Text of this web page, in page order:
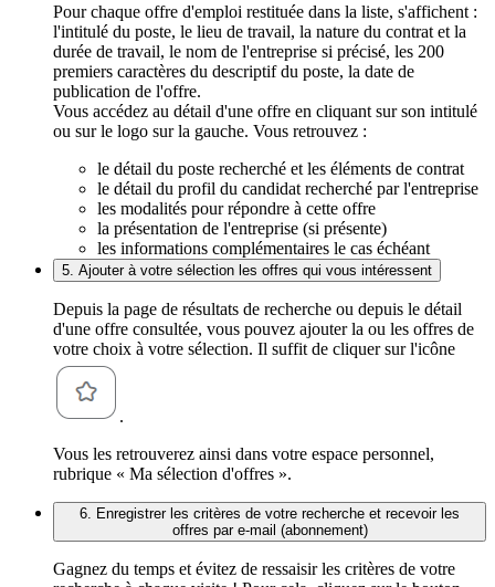
Pour chaque offre d'emploi restituée dans la liste, s'affichent :
l'intitulé du poste, le lieu de travail, la nature du contrat et la
durée de travail, le nom de l'entreprise si précisé, les 200
premiers caractères du descriptif du poste, la date de
publication de l'offre.
Vous accédez au détail d'une offre en cliquant sur son intitulé
ou sur le logo sur la gauche. Vous retrouvez :
le détail du poste recherché et les éléments de contrat
le détail du profil du candidat recherché par l'entreprise
les modalités pour répondre à cette offre
la présentation de l'entreprise (si présente)
les informations complémentaires le cas échéant
5. Ajouter à votre sélection les offres qui vous intéressent
Depuis la page de résultats de recherche ou depuis le détail
d'une offre consultée, vous pouvez ajouter la ou les offres de
votre choix à votre sélection. Il suffit de cliquer sur l'icône
.
Vous les retrouverez ainsi dans votre espace personnel,
rubrique « Ma sélection d'offres ».
6. Enregistrer les critères de votre recherche et recevoir les
offres par e-mail (abonnement)
Gagnez du temps et évitez de ressaisir les critères de votre